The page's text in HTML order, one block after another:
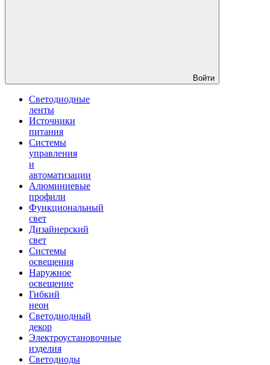
Войти
Светодиодные
ленты
Источники
питания
Системы
управления
и
автоматизации
Алюминиевые
профили
Функциональный
свет
Дизайнерский
свет
Системы
освещения
Наружное
освещение
Гибкий
неон
Светодиодный
декор
Электроустановочные
изделия
Светодиоды